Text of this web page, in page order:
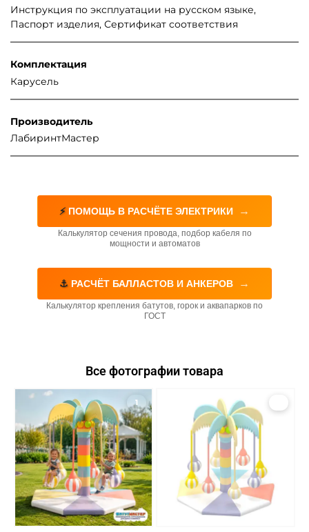
Инструкция по эксплуатации на русском языке,
Паспорт изделия, Сертификат соответствия
Комплектация
Карусель
Производитель
ЛабиринтМастер
⚡ ПОМОЩЬ В РАСЧЁТЕ ЭЛЕКТРИКИ →
Калькулятор сечения провода, подбор кабеля по
мощности и автоматов
⚓ РАСЧЁТ БАЛЛАСТОВ И АНКЕРОВ →
Калькулятор крепления батутов, горок и аквапарков по
ГОСТ
Все фотографии товара
1